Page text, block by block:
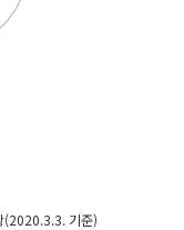
(2020.3.3. 기준)